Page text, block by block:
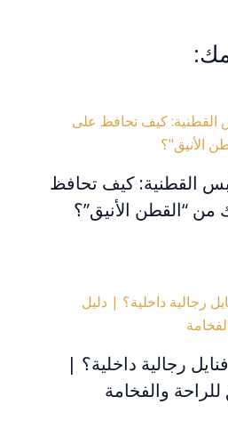
القطنية: كيف تحافظ
“القطن الأنيق”؟
رجالية داخلية؟ |
والفخامة